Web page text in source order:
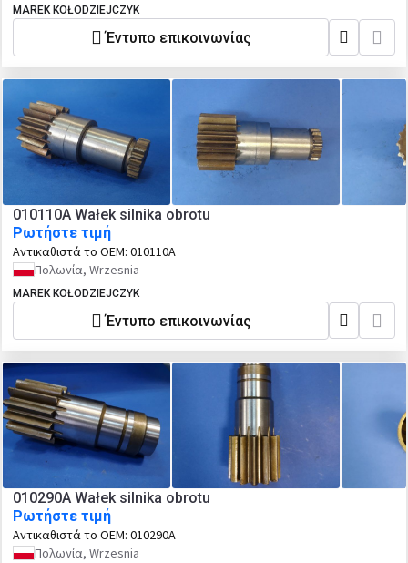
MAREK KOŁODZIEJCZYK
Έντυπο επικοινωνίας
010110A Wałek silnika obrotu
Ρωτήστε τιμή
Αντικαθιστά το OEM: 010110A
Πολωνία, Wrzesnia
MAREK KOŁODZIEJCZYK
Έντυπο επικοινωνίας
010290A Wałek silnika obrotu
Ρωτήστε τιμή
Αντικαθιστά το OEM: 010290A
Πολωνία, Wrzesnia